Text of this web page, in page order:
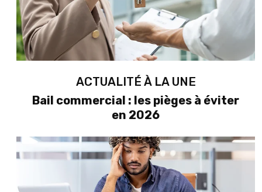
ACTUALITÉ À LA UNE
Bail commercial : les pièges à éviter
en 2026